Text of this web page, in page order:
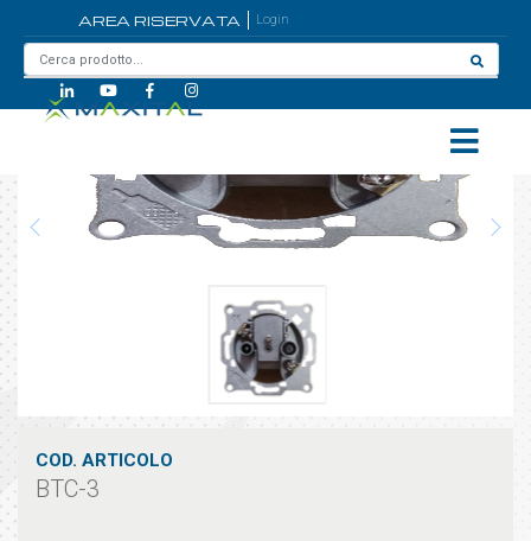
AREA RISERVATA Login
BTC-3
COD. ARTICOLO
BTC-3